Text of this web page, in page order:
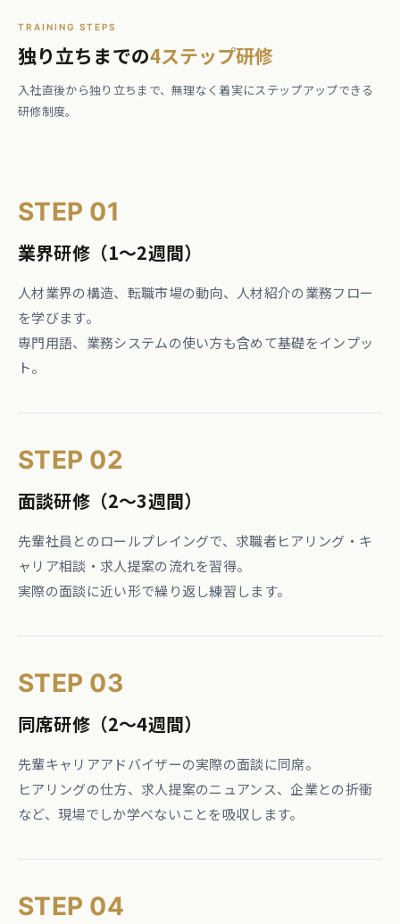
TRAINING STEPS
独り立ちまでの4ステップ研修
入社直後から独り立ちまで、無理なく着実にステップアップできる
研修制度。
STEP 01
業界研修（1〜2週間）
人材業界の構造、転職市場の動向、人材紹介の業務フロー
を学びます。
専門用語、業務システムの使い方も含めて基礎をインプッ
ト。
STEP 02
面談研修（2〜3週間）
先輩社員とのロールプレイングで、求職者ヒアリング・キ
ャリア相談・求人提案の流れを習得。
実際の面談に近い形で繰り返し練習します。
STEP 03
同席研修（2〜4週間）
先輩キャリアアドバイザーの実際の面談に同席。
ヒアリングの仕方、求人提案のニュアンス、企業との折衝
など、現場でしか学べないことを吸収します。
STEP 04